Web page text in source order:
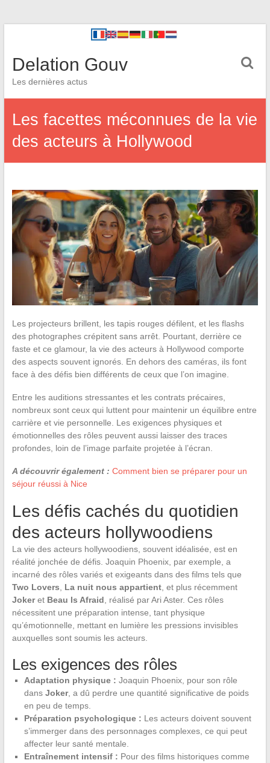
Delation Gouv
Les dernières actus
Les facettes méconnues de la vie
des acteurs à Hollywood
Les projecteurs brillent, les tapis rouges défilent, et les flashs
des photographes crépitent sans arrêt. Pourtant, derrière ce
faste et ce glamour, la vie des acteurs à Hollywood comporte
des aspects souvent ignorés. En dehors des caméras, ils font
face à des défis bien différents de ceux que l’on imagine.
Entre les auditions stressantes et les contrats précaires,
nombreux sont ceux qui luttent pour maintenir un équilibre entre
carrière et vie personnelle. Les exigences physiques et
émotionnelles des rôles peuvent aussi laisser des traces
profondes, loin de l’image parfaite projetée à l’écran.
A découvrir également : Comment bien se préparer pour un
séjour réussi à Nice
Les défis cachés du quotidien
des acteurs hollywoodiens
La vie des acteurs hollywoodiens, souvent idéalisée, est en
réalité jonchée de défis. Joaquin Phoenix, par exemple, a
incarné des rôles variés et exigeants dans des films tels que
Two Lovers
La nuit nous appartient, et plus récemment
Jokeret Beau Is Afraid , réalisé par Ari Aster. Ces rôles
nécessitent une préparation intense, tant physique
qu’émotionnelle, mettant en lumière les pressions invisibles
auxquelles sont soumis les acteurs.
Les exigences des rôles
Adaptation physique : Joaquin Phoenix, pour son rôle
dans Joker, a dû perdre une quantité significative de poids
en peu de temps.
Préparation psychologique : Les acteurs doivent souvent
s’immerger dans des personnages complexes, ce qui peut
affecter leur santé mentale.
Entraînement intensif : Pour des films historiques comme